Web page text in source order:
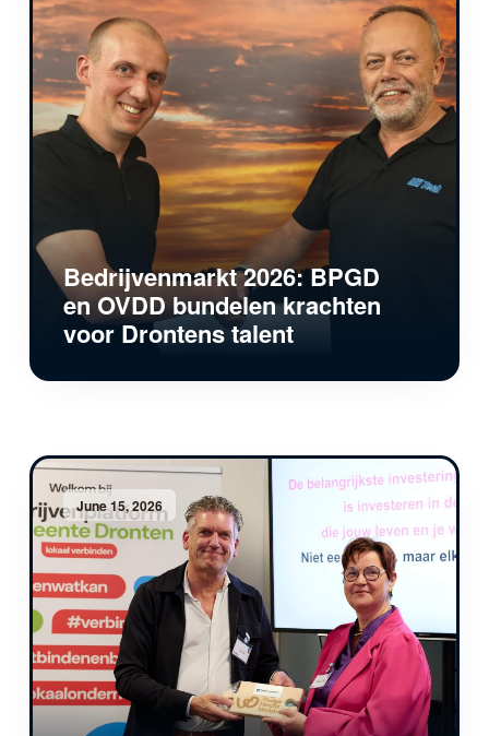
Bedrijvenmarkt 2026: BPGD
en OVDD bundelen krachten
voor Drontens talent
June 15, 2026